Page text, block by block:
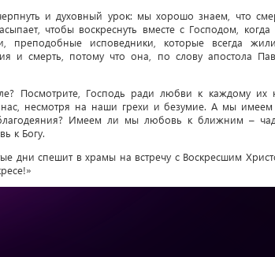
и духовный урок: мы хорошо знаем, что
чтобы воскреснуть вместе с Господом,
преподобные исповедники, которые всегда
и смерть, потому что она, по слову апостола
Посмотрите, Господь ради любви к каждому их
несмотря на наши грехи и безумие. А мы
Имеем ли мы любовь к ближним –
к Богу.
дни спешит в храмы на встречу с Воскресшим